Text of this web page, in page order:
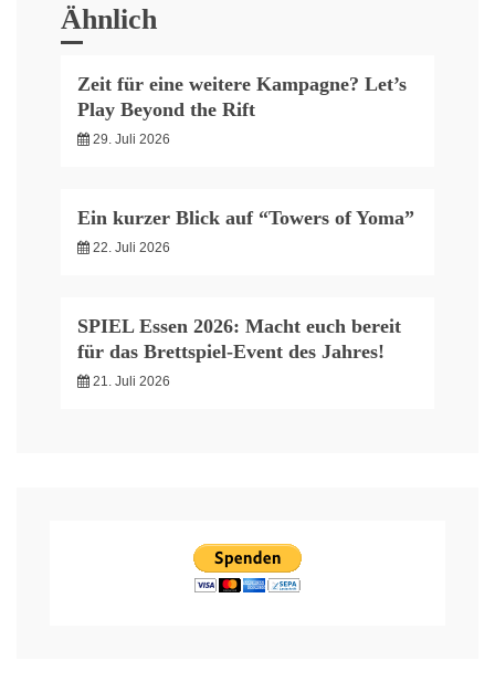
Ähnlich
Zeit für eine weitere Kampagne? Let’s
Play Beyond the Rift
29. Juli 2026
Ein kurzer Blick auf “Towers of Yoma”
22. Juli 2026
SPIEL Essen 2026: Macht euch bereit
für das Brettspiel-Event des Jahres!
21. Juli 2026